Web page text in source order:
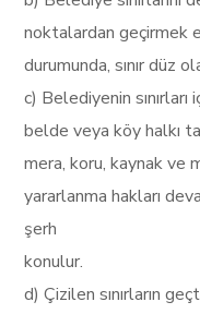
noktalardan geçirmek
durumunda, sınır düz
c) Belediyenin
belde veya köy halkı
mera, koru, kaynak
yararlanma hakları
şerh
konulur.
d) Çizilen sınırların